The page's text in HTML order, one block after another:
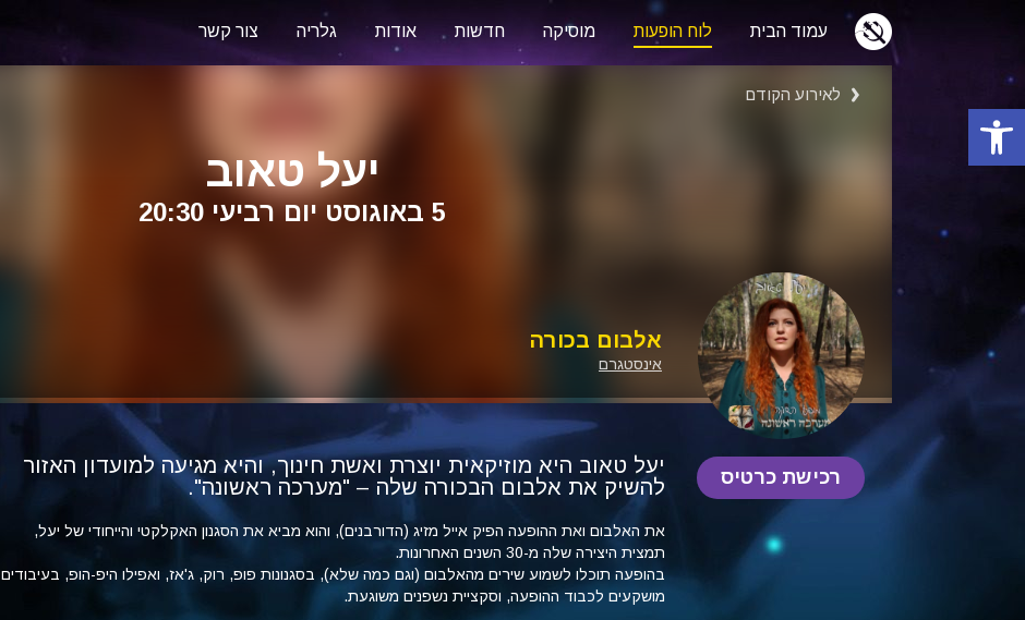
פתח סרגל נגישות
עמוד הבית לוח הופעות מוסיקה חדשות אודות גלריה צור קשר
לאירוע הקודם
יעל טאוב
5 באוגוסט יום רביעי 20:30
אלבום בכורה
אינסטגרם
רכישת כרטיס
יעל טאוב היא מוזיקאית יוצרת ואשת חינוך, והיא מגיעה למועדון האזור
להשיק את אלבום הבכורה שלה – "מערכה ראשונה".
את האלבום ואת ההופעה הפיק אייל מזיג (הדורבנים), והוא מביא את הסגנון האקלקטי והייחודי של יעל,
תמצית היצירה שלה מ-30 השנים האחרונות.
בהופעה תוכלו לשמוע שירים מהאלבום (וגם כמה שלא), בסגנונות פופ, רוק, ג'אז, ואפילו היפ-הופ, בעיבודים
מושקעים לכבוד ההופעה, וסקציית נשפנים משוגעת.